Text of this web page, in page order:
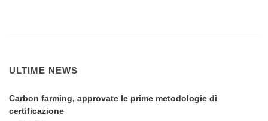
ULTIME NEWS
Carbon farming, approvate le prime metodologie di
certificazione